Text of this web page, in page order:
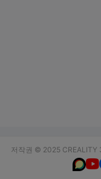
저작권 © 2025 CREALITY
